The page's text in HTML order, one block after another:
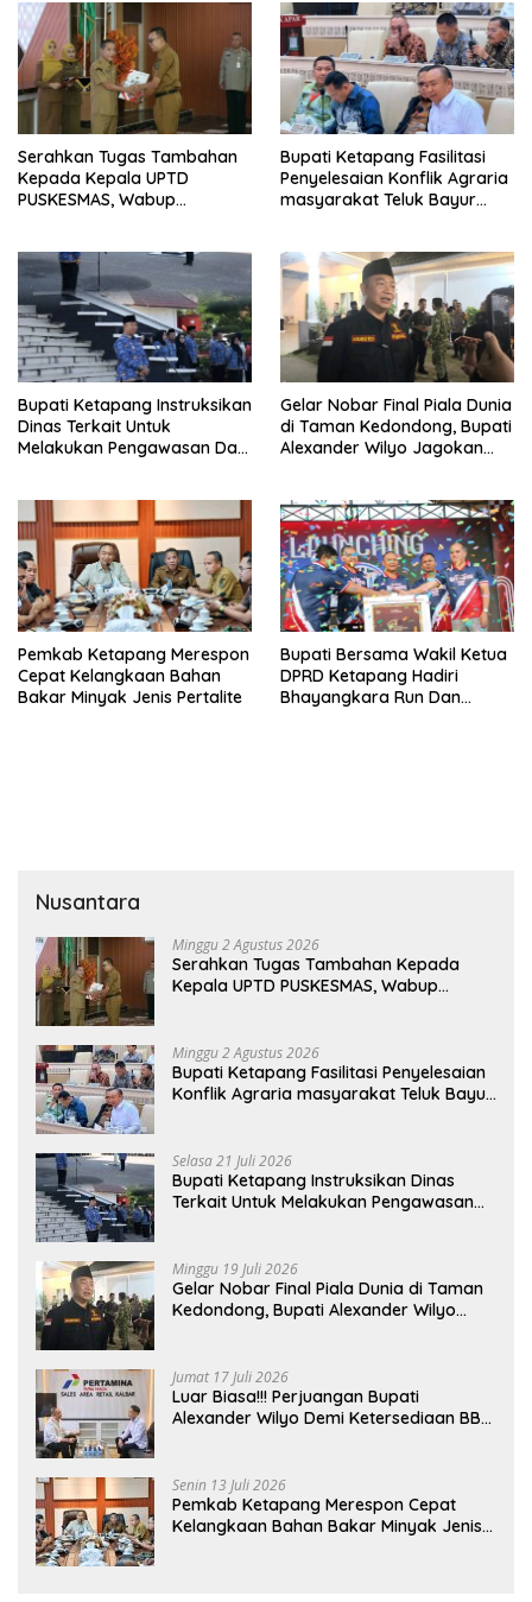
Serahkan Tugas Tambahan
Kepada Kepala UPTD
PUSKESMAS, Wabup
Baik
Bupati Ketapang Fasilitasi
Penyelesaian Konflik Agraria
masyarakat Teluk Bayur
Bupati Ketapang Instruksikan
Dinas Terkait Untuk
Melakukan Pengawasan Dan
Gelar Nobar Final Piala Dunia
di Taman Kedondong, Bupati
Alexander Wilyo Jagokan
Pemkab Ketapang Merespon
Cepat Kelangkaan Bahan
Bakar Minyak Jenis Pertalite
Bupati Bersama Wakil Ketua
DPRD Ketapang Hadiri
Bhayangkara Run Dan
Nusantara
Minggu 2 Agustus 2026
Serahkan Tugas Tambahan Kepada
Kepala UPTD PUSKESMAS, Wabup
Minggu 2 Agustus 2026
Bupati Ketapang Fasilitasi Penyelesaian
Konflik Agraria masyarakat Teluk Bayur
Selasa 21 Juli 2026
Bupati Ketapang Instruksikan Dinas
Terkait Untuk Melakukan Pengawasan
Minggu 19 Juli 2026
Gelar Nobar Final Piala Dunia di Taman
Kedondong, Bupati Alexander Wilyo
Jumat 17 Juli 2026
Luar Biasa!!! Perjuangan Bupati
Alexander Wilyo Demi Ketersediaan BBM
Senin 13 Juli 2026
Pemkab Ketapang Merespon Cepat
Kelangkaan Bahan Bakar Minyak Jenis